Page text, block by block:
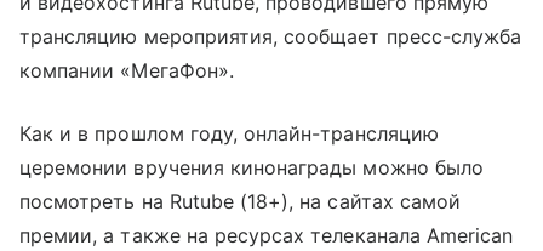
трансляцию мероприятия, сообщает пресс-служба
компании «МегаФон».
Как и в прошлом году, онлайн-трансляцию
церемонии вручения кинонаграды можно было
посмотреть на Rutube (18+), на сайтах самой
премии, а также на ресурсах телеканала American